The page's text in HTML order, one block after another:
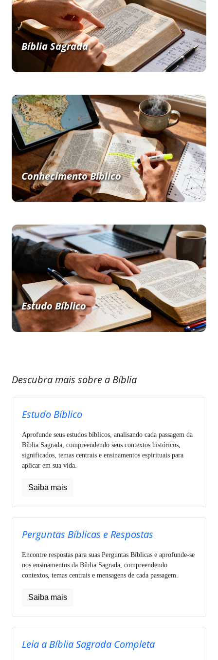
Bíblia Sagrada
Conhecimento Bíblico
Estudo Bíblico
Descubra mais sobre a Bíblia
Estudo Bíblico
Aprofunde seus estudos bíblicos, analisando cada passagem da
Bíblia Sagrada, compreendendo seus contextos históricos,
significados, temas centrais e ensinamentos espirituais para
aplicar em sua vida.
Saiba mais
Perguntas Bíblicas e Respostas
Encontre respostas para suas Perguntas Bíblicas e aprofunde-se
nos ensinamentos da Bíblia Sagrada, compreendendo
contextos, temas centrais e mensagens de cada passagem.
Saiba mais
Leia a Bíblia Sagrada Completa